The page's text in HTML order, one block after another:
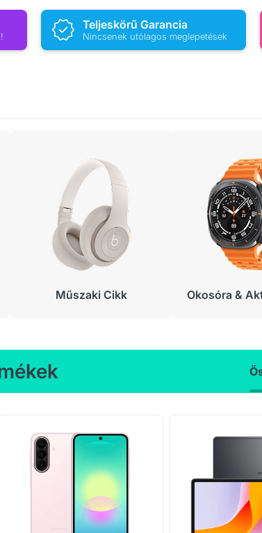
Teljeskörű Garancia
Nincsenek utólagos meglepetések
Műszaki Cikk Okosóra &